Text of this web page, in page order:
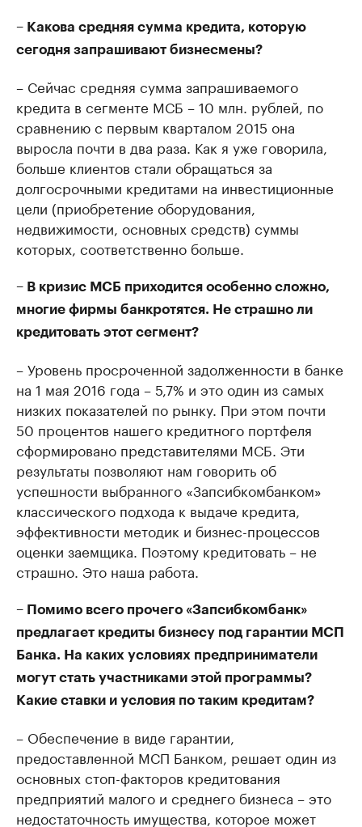
– Какова средняя сумма кредита, которую
сегодня запрашивают бизнесмены?
– Сейчас средняя сумма запрашиваемого
кредита в сегменте МСБ – 10 млн. рублей, по
сравнению с первым кварталом 2015 она
выросла почти в два раза. Как я уже говорила,
больше клиентов стали обращаться за
долгосрочными кредитами на инвестиционные
цели (приобретение оборудования,
недвижимости, основных средств) суммы
которых, соответственно больше.
– В кризис МСБ приходится особенно сложно,
многие фирмы банкротятся. Не страшно ли
кредитовать этот сегмент?
– Уровень просроченной задолженности в банке
на 1 мая 2016 года – 5,7% и это один из самых
низких показателей по рынку. При этом почти
50 процентов нашего кредитного портфеля
сформировано представителями МСБ. Эти
результаты позволяют нам говорить об
успешности выбранного «Запсибкомбанком»
классического подхода к выдаче кредита,
эффективности методик и бизнес-процессов
оценки заемщика. Поэтому кредитовать – не
страшно. Это наша работа.
– Помимо всего прочего «Запсибкомбанк»
предлагает кредиты бизнесу под гарантии МСП
Банка. На каких условиях предприниматели
могут стать участниками этой программы?
Какие ставки и условия по таким кредитам?
– Обеспечение в виде гарантии,
предоставленной МСП Банком, решает один из
основных стоп-факторов кредитования
предприятий малого и среднего бизнеса – это
недостаточность имущества, которое может